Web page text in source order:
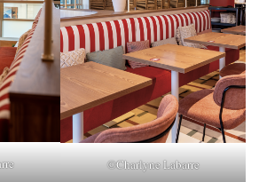
©Charlyne Labarre